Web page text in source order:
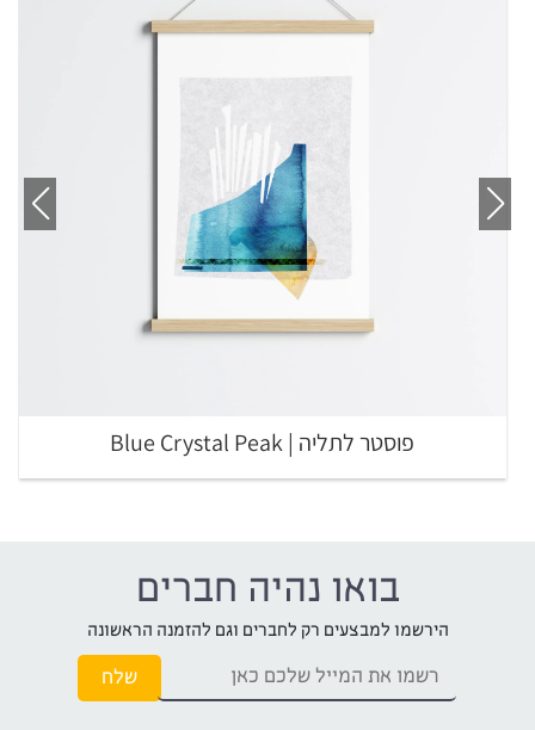
פוסטר לתליה | Blue Crystal Peak
בואו נהיה חברים
הירשמו למבצעים רק לחברים וגם להזמנה הראשונה